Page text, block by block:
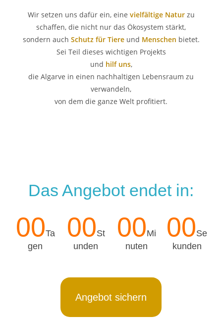
Wir setzen uns dafür ein, eine vielfältige Naturzu
schaffen, die nicht nur das Ökosystem stärkt,
sondern auch Schutz für Tiereund Menschen bietet.
Sei Teil dieses wichtigen Projekts
und hilf uns,
die Algarve in einen nachhaltigen Lebensraum zu
verwandeln,
von dem die ganze Welt profitiert.
Das Angebot endet in:
00Ta
gen
00St
unden
00Mi
nuten
00Se
kunden
Angebot sichern